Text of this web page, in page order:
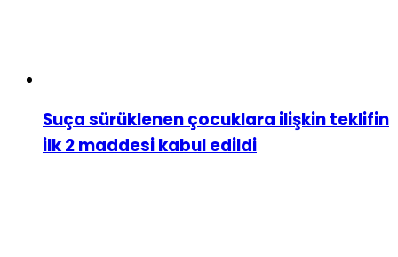
Suça sürüklenen çocuklara ilişkin teklifin
ilk 2 maddesi kabul edildi